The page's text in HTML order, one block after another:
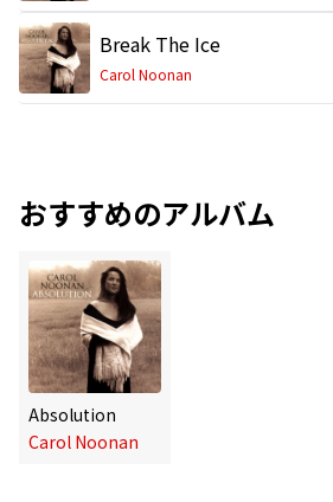
Break The Ice
Carol Noonan
おすすめのアルバム
Absolution
Carol Noonan